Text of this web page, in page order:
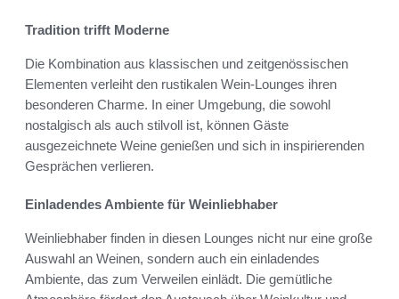
Tradition trifft Moderne
Die Kombination aus klassischen und zeitgenössischen
Elementen verleiht den rustikalen Wein-Lounges ihren
besonderen Charme. In einer Umgebung, die sowohl
nostalgisch als auch stilvoll ist, können Gäste
ausgezeichnete Weine genießen und sich in inspirierenden
Gesprächen verlieren.
Einladendes Ambiente für Weinliebhaber
Weinliebhaber finden in diesen Lounges nicht nur eine große
Auswahl an Weinen, sondern auch ein einladendes
Ambiente, das zum Verweilen einlädt. Die gemütliche